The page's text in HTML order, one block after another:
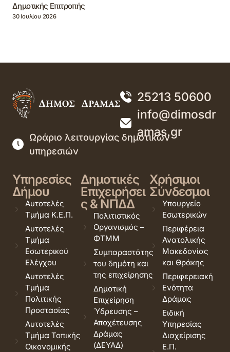
Δημοτικής Επιτροπής
30 Ιουλίου 2026
25213 50600
info@dimosdr
amas.gr
Ωράριο λειτουργίας δημοτικών
υπηρεσιών
Υπηρεσίες
Δήμου
Αυτοτελές
Τμήμα Κ.Ε.Π.
Αυτοτελές
Τμήμα
Εσωτερικού
Ελέγχου
Αυτοτελές
Τμήμα
Πολιτικής
Προστασίας
Αυτοτελές
Τμήμα Τοπικής
Οικονομικής
Δημοτικές
Επιχειρήσει
ς & ΝΠΔΔ
Πολιτιστικός
Οργανισμός –
ΦΤΜΜ
Συμπαραστάτης
του δημότη και
της επιχείρησης
Δημοτική
Επιχείρηση
Ύδρευσης –
Αποχέτευσης
Δράμας
(ΔΕΥΑΔ)
Χρήσιμοι
Σύνδεσμοι
Υπουργείο
Εσωτερικών
Περιφέρεια
Ανατολικής
Μακεδονίας
και Θράκης
Περιφερειακή
Ενότητα
Δράμας
Ειδική
Υπηρεσίας
Διαχείρισης
Ε.Π.